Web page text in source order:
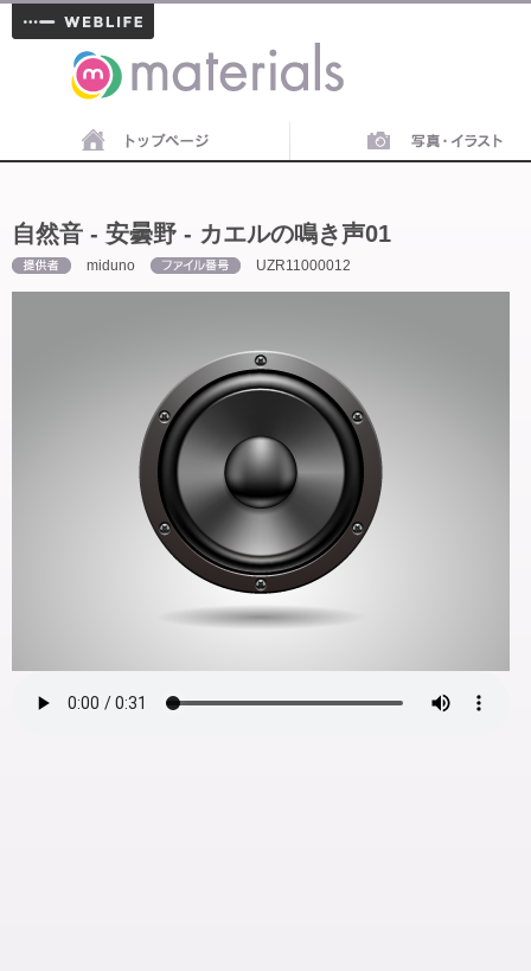
materials
自然音 - 安曇野 - カエルの鳴き声01
miduno UZR11000012